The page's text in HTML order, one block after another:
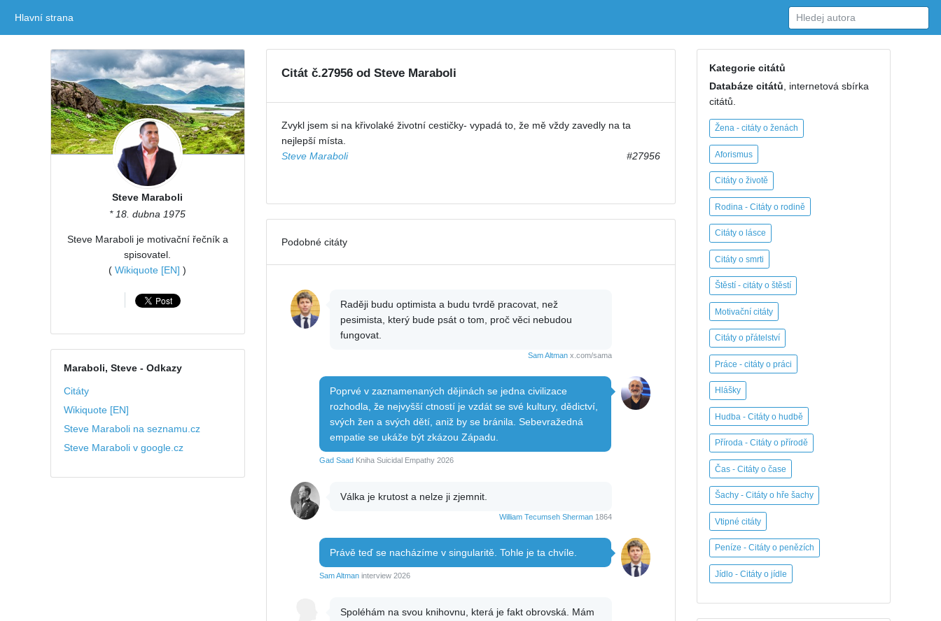
Hlavní strana
Steve Maraboli
* 18. dubna 1975
Steve Maraboli je motivační řečník a
spisovatel.
(Wikiquote [EN] )
Maraboli, Steve- Odkazy
Citáty
Wikiquote [EN]
Steve Maraboli na seznamu.cz
Steve Maraboli v google.cz
Citát č.27956 od Steve Maraboli
Zvykl jsem si na křivolaké životní cestičky- vypadá to, že mě vždy zavedly na ta
nejlepší místa.
Steve Maraboli
#27956
Podobné citáty
Raději budu optimista a budu tvrdě pracovat, než
pesimista, který bude psát o tom, proč věci nebudou
fungovat.
Sam Altmanx.com/sama
Poprvé v zaznamenaných dějinách se jedna civilizace
rozhodla, že nejvyšší ctností je vzdát se své kultury, dědictví,
svých žen a svých dětí, aniž by se bránila. Sebevražedná
empatie se ukáže být zkázou Západu.
Gad SaadKniha Suicidal Empathy 2026
Válka je krutost a nelze ji zjemnit.
William Tecumseh Sherman1864
Právě teď se nacházíme v singularitě. Tohle je ta chvíle.
Sam Altmaninterview 2026
Spoléhám na svou knihovnu, která je fakt obrovská. Mám
Kategorie citátů
Databáze citátů , internetová sbírka
citátů.
Žena - citáty o ženách
Aforismus
Citáty o životě
Rodina - Citáty o rodině
Citáty o lásce
Citáty o smrti
Štěstí - citáty o štěstí
Motivační citáty
Citáty o přátelství
Práce - citáty o práci
Hlášky
Hudba - Citáty o hudbě
Příroda - Citáty o přírodě
Čas - Citáty o čase
Šachy - Citáty o hře šachy
Vtipné citáty
Peníze - Citáty o penězích
Jídlo - Citáty o jídle